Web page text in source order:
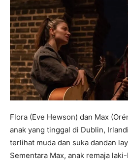
Flora (Eve Hewson) dan Max
anak yang tinggal di Dublin,
terlihat muda dan suka dandan
Sementara Max, anak remaja